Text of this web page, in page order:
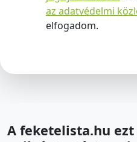
az adatvédelmi
elfogadom.
A feketelista.hu ezt